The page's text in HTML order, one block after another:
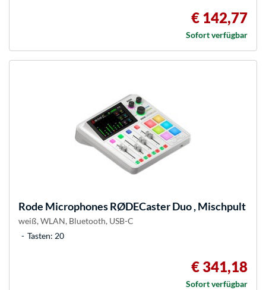
€ 142,77
Sofort verfügbar
Rode MicrophonesRØDECaster Duo , Mischpult
weiß, WLAN, Bluetooth, USB-C
Tasten: 20
€ 341,18
Sofort verfügbar